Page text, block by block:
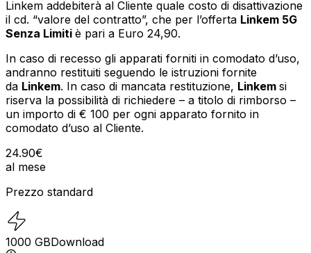
Linkem addebiterà al Cliente quale costo di disattivazione
il cd. “valore del contratto”, che per l’offerta Linkem 5G
Senza Limiti è pari a Euro 24,90.
In caso di recesso gli apparati forniti in comodato d’uso,
andranno restituiti seguendo le istruzioni fornite
da Linkem. In caso di mancata restituzione, Linkem si
riserva la possibilità di richiedere – a titolo di rimborso –
un importo di € 100 per ogni apparato fornito in
comodato d’uso al Cliente.
24.90€
al mese
Prezzo standard
1000 GBDownload